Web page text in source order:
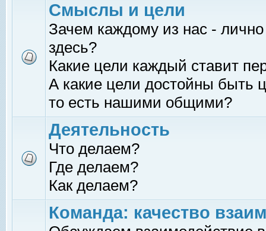
Смыслы и цели
Зачем каждому из нас -
здесь?
Какие цели каждый ставит
А какие цели достойны быть
то есть нашими общими?
Деятельность
Что делаем?
Где делаем?
Как делаем?
Команда: качество